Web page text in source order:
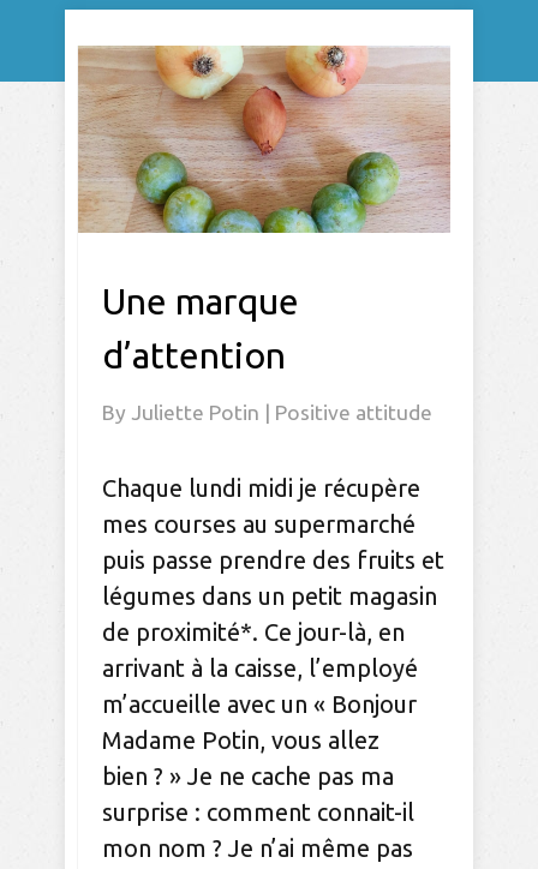
Une marque
d’attention
By Juliette Potin Positive attitude
Chaque lundi midi je récupère
mes courses au supermarché
puis passe prendre des fruits et
légumes dans un petit magasin
de proximité*. Ce jour-là, en
arrivant à la caisse, l’employé
m’accueille avec un « Bonjour
Madame Potin, vous allez
bien ? » Je ne cache pas ma
surprise : comment connait-il
mon nom ? Je n’ai même pas